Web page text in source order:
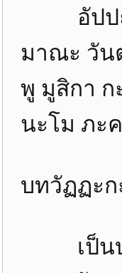
อัปปะม
มาณะ วัน
พู มูสิกา ก
นะโม ภะ
บทวัฏฏะ
เป็นบท